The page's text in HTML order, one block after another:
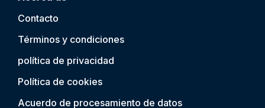
Contacto
Términos y condiciones
política de privacidad
Política de cookies
Acuerdo de procesamiento de datos